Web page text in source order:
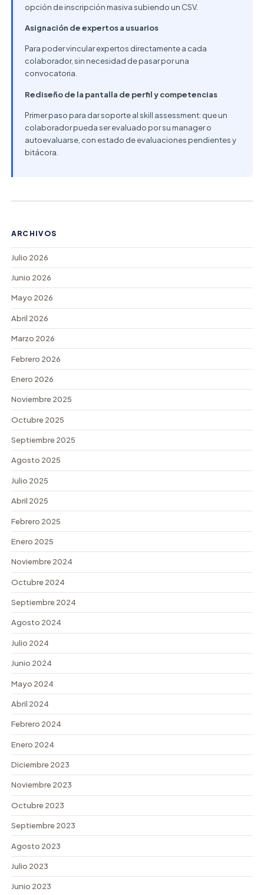
opción de inscripción masiva subiendo un CSV.
Asignación de expertos a usuarios
Para poder vincular expertos directamente a cada
colaborador, sin necesidad de pasar por una
convocatoria.
Rediseño de la pantalla de perfil y competencias
Primer paso para dar soporte al skill assessment: que un
colaborador pueda ser evaluado por su manager o
autoevaluarse, con estado de evaluaciones pendientes y
bitácora.
ARCHIVOS
Julio 2026
Junio 2026
Mayo 2026
Abril 2026
Marzo 2026
Febrero 2026
Enero 2026
Noviembre 2025
Octubre 2025
Septiembre 2025
Agosto 2025
Julio 2025
Abril 2025
Febrero 2025
Enero 2025
Noviembre 2024
Octubre 2024
Septiembre 2024
Agosto 2024
Julio 2024
Junio 2024
Mayo 2024
Abril 2024
Febrero 2024
Enero 2024
Diciembre 2023
Noviembre 2023
Octubre 2023
Septiembre 2023
Agosto 2023
Julio 2023
Junio 2023